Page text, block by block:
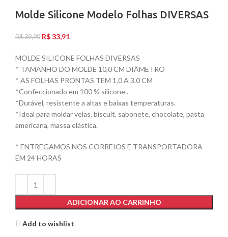
Molde Silicone Modelo Folhas DIVERSAS
R$39,90 R$33,91
MOLDE SILICONE FOLHAS DIVERSAS
* TAMANHO DO MOLDE 10,0 CM DIÂMETRO
* AS FOLHAS PRONTAS TEM 1,0 A 3,0 CM
*Confeccionado em 100 % silicone .
*Durável, resistente a altas e baixas temperaturas.
*Ideal para moldar velas, biscuit, sabonete, chocolate, pasta
americana, massa elástica.
* ENTREGAMOS NOS CORREIOS E TRANSPORTADORA
EM 24 HORAS
ADICIONAR AO CARRINHO
Add to wishlist